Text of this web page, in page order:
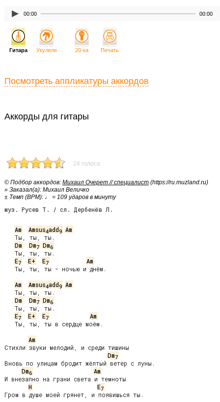
00:00 00:00
Аккорды для гитары
24 голоса
© Подбор аккордов: Михаил Очерет // специалист (https://ru.muzland.ru)
» Заказал(а): Михаил Величко
± Темп (BPM): ♩ = 109 ударов в минуту
муз. Русев Т. / сл. Дербенёв Л.
Am Amsus4add9 Am
Dm
Dm7 Dm6
E7 E+ E7
Am
Am
Amsus4add9 Am
Dm
Dm7 Dm6
E7 E+ E7
Am
Am
Стихли звуки мелодий, и среди тишины
Dm7
Вновь по улицам бродит жёлтый ветер с луны.
Dm6
Am
И внезапно на грани света и темноты
H
E7
Гром в душе моей грянет, и появишься ты.
Гитара Укулеле 20-ка Печать
Посмотреть аппликатуры аккордов